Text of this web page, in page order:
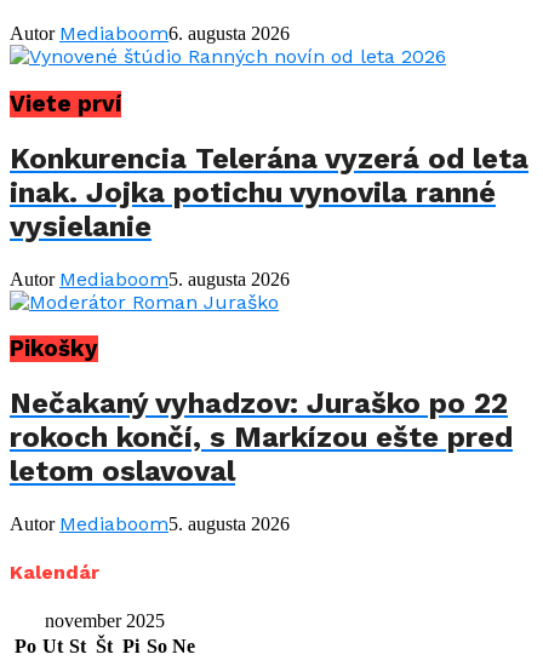
Autor Mediaboom6. augusta 2026
Viete prví
Konkurencia Telerána vyzerá od leta
inak. Jojka potichu vynovila ranné
vysielanie
Autor Mediaboom5. augusta 2026
Pikošky
Nečakaný vyhadzov: Juraško po 22
rokoch končí, s Markízou ešte pred
letom oslavoval
Autor Mediaboom5. augusta 2026
Kalendár
november 2025
Po Ut St Št Pi So Ne